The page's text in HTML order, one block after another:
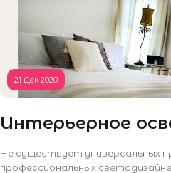
21 Дек 2020
Интерьерное
Не существует универсальных
профессиональных